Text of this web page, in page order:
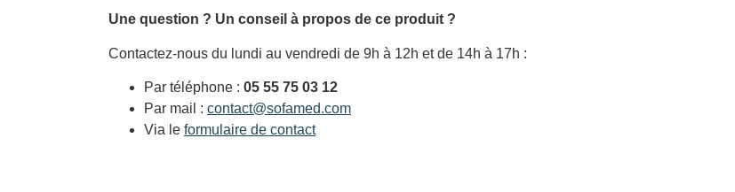
Une question ? Un conseil à propos de ce produit ?
Contactez-nous du lundi au vendredi de 9h à 12h et de 14h à 17h :
Par téléphone : 05 55 75 03 12
Par mail : contact@sofamed.com
Via le formulaire de contact